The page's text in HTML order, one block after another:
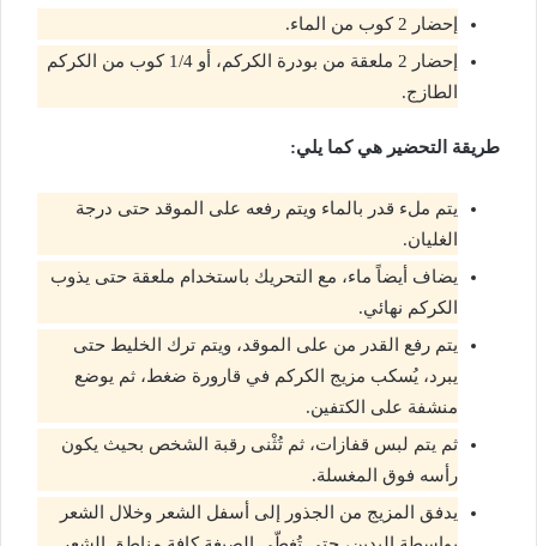
إحضار 2 كوب من الماء.
إحضار 2 ملعقة من بودرة الكركم، أو 1/4 كوب من الكركم
الطازج.
طريقة التحضير هي كما يلي:
يتم ملء قدر بالماء ويتم رفعه على الموقد حتى درجة
الغليان.
يضاف أيضاً ماء، مع التحريك باستخدام ملعقة حتى يذوب
الكركم نهائي.
يتم رفع القدر من على الموقد، ويتم ترك الخليط حتى
يبرد، يُسكب مزيج الكركم في قارورة ضغط، ثم يوضع
منشفة على الكتفين.
ثم يتم لبس قفازات، ثم تُثْنى رقبة الشخص بحيث يكون
رأسه فوق المغسلة.
يدفق المزيج من الجذور إلى أسفل الشعر وخلال الشعر